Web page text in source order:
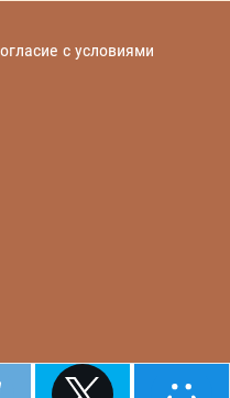
с условиями